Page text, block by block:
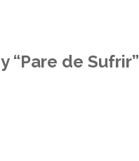
y “Pare de Sufrir”